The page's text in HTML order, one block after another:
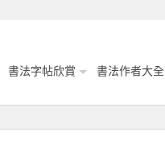
書法字帖欣賞 書法作者大全